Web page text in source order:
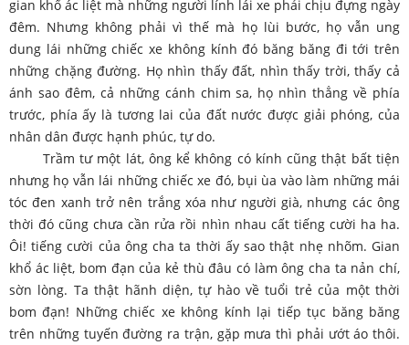
gian khổ ác liệt mà những người lính lái xe phải chịu đựng ngày
đêm. Nhưng không phải vì thế mà họ lùi bước, họ vẫn ung
dung lái những chiếc xe không kính đó băng băng đi tới trên
những chặng đường. Họ nhìn thấy đất, nhìn thấy trời, thấy cả
ánh sao đêm, cả những cánh chim sa, họ nhìn thẳng về phía
trước, phía ấy là tương lai của đất nước được giải phóng, của
nhân dân được hạnh phúc, tự do.
Trầm tư một lát, ông kể không có kính cũng thật bất tiện
nhưng họ vẫn lái những chiếc xe đó, bụi ùa vào làm những mái
tóc đen xanh trở nên trắng xóa như người già, nhưng các ông
thời đó cũng chưa cần rửa rồi nhìn nhau cất tiếng cười ha ha.
Ôi! tiếng cười của ông cha ta thời ấy sao thật nhẹ nhõm. Gian
khổ ác liệt, bom đạn của kẻ thù đâu có làm ông cha ta nản chí,
sờn lòng. Ta thật hãnh diện, tự hào về tuổi trẻ của một thời
bom đạn! Những chiếc xe không kính lại tiếp tục băng băng
trên những tuyến đường ra trận, gặp mưa thì phải ướt áo thôi.